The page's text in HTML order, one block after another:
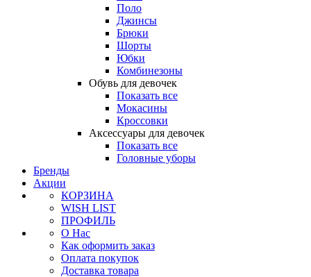
Поло
Джинсы
Брюки
Шорты
Юбки
Комбинезоны
Обувь для девочек
Показать все
Мокасины
Кроссовки
Аксессуары для девочек
Показать все
Головные уборы
Бренды
Акции
КОРЗИНА
WISH LIST
ПРОФИЛЬ
О Нас
Как оформить заказ
Оплата покупок
Доставка товара